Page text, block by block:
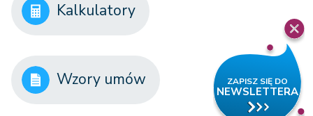
Kalkulatory
Wzory umów